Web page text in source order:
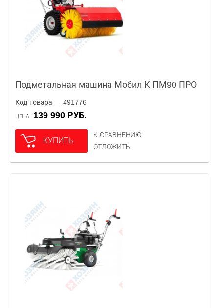
Подметальная машина Мобил К ПМ90 ПРО
Код товара — 491776
ЦЕНА 139 990 РУБ.
КУПИТЬ
К СРАВНЕНИЮ
ОТЛОЖИТЬ